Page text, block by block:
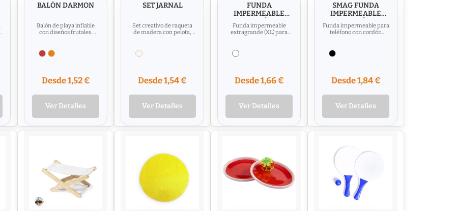
BALÓN DARMON
Balón de playa inflable
con diseños frutales.
Desde 1,52 €
Ver Detalles
SET JARNAL
Set creativo de raqueta
de madera con pelota,
Desde 1,54 €
Ver Detalles
FUNDA
IMPERMEABLE
PARA TELÉFONO
TALLA XL DOMBAY
Funda impermeable
extragrande (XL) para
Desde 1,66 €
Ver Detalles
SMAG FUNDA
IMPERMEABLE
PARA MÓVIL
Funda impermeable para
teléfono con cordón
impermeabilidad:...
Desde 1,84 €
Ver Detalles